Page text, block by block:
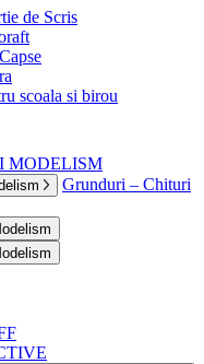
de Scris
scoala si birou
MODELISM
Grunduri – Chituri